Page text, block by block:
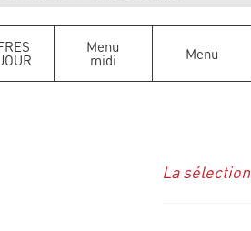
Menu
midi Menu
La